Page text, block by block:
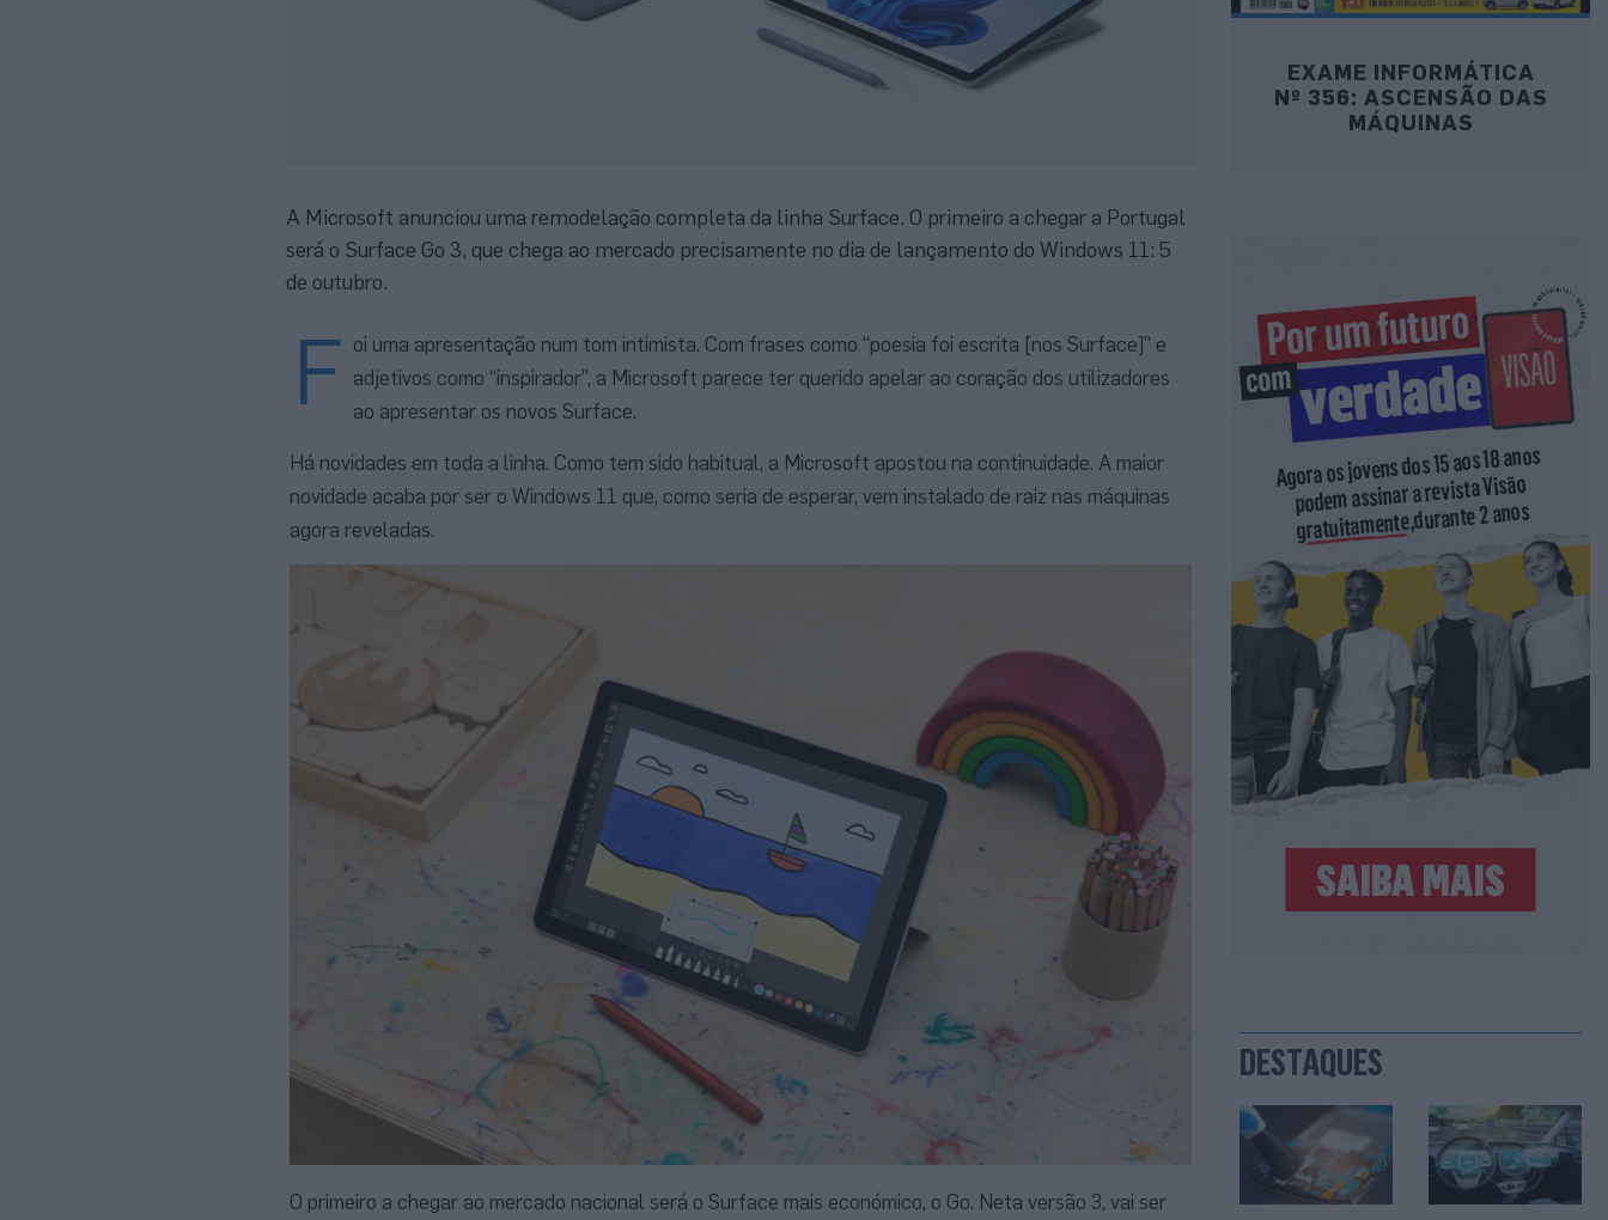
A Microsoft anunciou uma remodelação completa da linha Surface. O primeiro a chegar a Portugal
será o Surface Go 3, que chega ao mercado precisamente no dia de lançamento do Windows 11: 5
de outubro.
F oi uma apresentação num tom intimista. Com frases como “poesia foi escrita [nos Surface]” e
adjetivos como “inspirador”, a Microsoft parece ter querido apelar ao coração dos utilizadores
ao apresentar os novos Surface.
Há novidades em toda a linha. Como tem sido habitual, a Microsoft apostou na continuidade. A maior
novidade acaba por ser o Windows 11 que, como seria de esperar, vem instalado de raiz nas máquinas
agora reveladas.
O primeiro a chegar ao mercado nacional será o Surface mais económico, o Go. Neta versão 3, vai ser
EXAME INFORMÁTICA
Nº 356: ASCENSÃO DAS
MÁQUINAS
DESTAQUES